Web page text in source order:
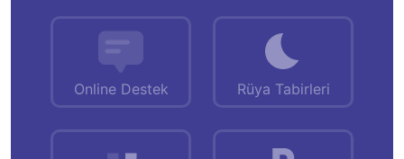
Online Destek Rüya Tabirleri